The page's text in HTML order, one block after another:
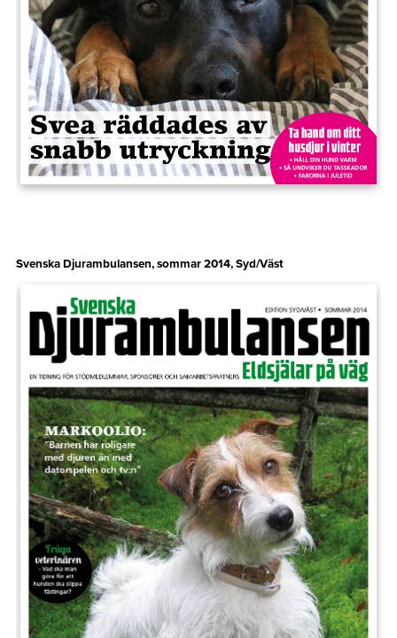
Svenska Djurambulansen, sommar 2014, Syd/Väst